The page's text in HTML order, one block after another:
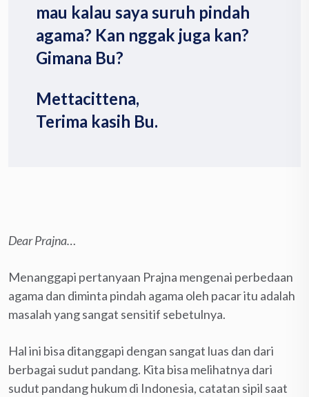
mau kalau saya suruh pindah
agama? Kan nggak juga kan?
Gimana Bu?
Mettacittena,
Terima kasih Bu.
Dear Prajna…
Menanggapi pertanyaan Prajna mengenai perbedaan
agama dan diminta pindah agama oleh pacar itu adalah
masalah yang sangat sensitif sebetulnya.
Hal ini bisa ditanggapi dengan sangat luas dan dari
berbagai sudut pandang. Kita bisa melihatnya dari
sudut pandang hukum di Indonesia, catatan sipil saat